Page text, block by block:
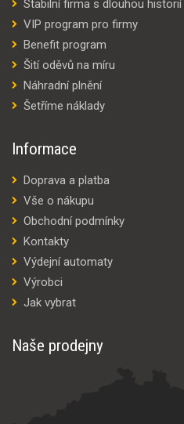
Stabilní firma s dlouhou historií
VIP program pro firmy
Benefit program
Šití oděvů na míru
Náhradní plnění
Šetříme náklady
Informace
Doprava a platba
Vše o nákupu
Obchodní podmínky
Kontakty
Výdejní automaty
Výrobci
Jak vybrat
Naše prodejny